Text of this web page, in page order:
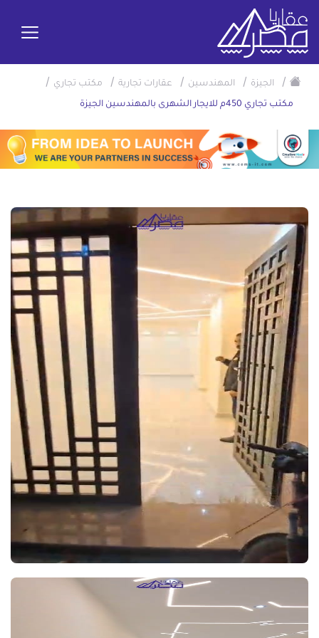
/ الجيزة / المهندسين / عقارات تجارية / مكتب تجاري /
مكتب تجاري 450م للايجار الشهرى بالمهندسين الجيزة